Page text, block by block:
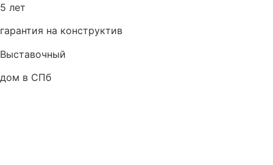
5 лет
гарантия на конструктив
Выставочный
дом в СПб